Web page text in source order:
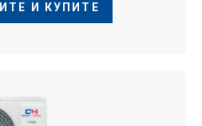
И КУПИТЕ